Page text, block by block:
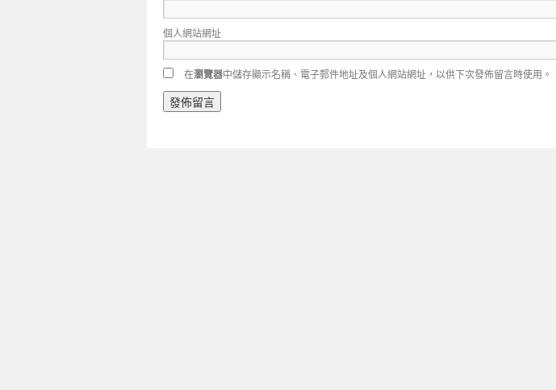
個人網站網址
在瀏覽器中儲存顯示名稱、電子郵件地址及個人網站網址，以供下次發佈留言時使用。